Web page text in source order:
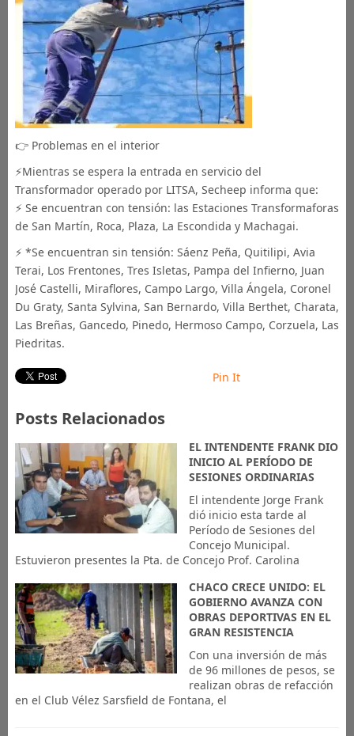
👉 Problemas en el interior
⚡Mientras se espera la entrada en servicio del
Transformador operado por LITSA, Secheep informa que:
⚡ Se encuentran con tensión: las Estaciones Transformaforas
de San Martín, Roca, Plaza, La Escondida y Machagai.
⚡ *Se encuentran sin tensión: Sáenz Peña, Quitilipi, Avia
Terai, Los Frentones, Tres Isletas, Pampa del Infierno, Juan
José Castelli, Miraflores, Campo Largo, Villa Ángela, Coronel
Du Graty, Santa Sylvina, San Bernardo, Villa Berthet, Charata,
Las Breñas, Gancedo, Pinedo, Hermoso Campo, Corzuela, Las
Piedritas.
Pin It
Posts Relacionados
EL INTENDENTE FRANK DIO
INICIO AL PERÍODO DE
SESIONES ORDINARIAS
El intendente Jorge Frank
dió inicio esta tarde al
Período de Sesiones del
Concejo Municipal.
Estuvieron presentes la Pta. de Concejo Prof. Carolina
CHACO CRECE UNIDO: EL
GOBIERNO AVANZA CON
OBRAS DEPORTIVAS EN EL
GRAN RESISTENCIA
Con una inversión de más
de 96 millones de pesos, se
realizan obras de refacción
en el Club Vélez Sarsfield de Fontana, el